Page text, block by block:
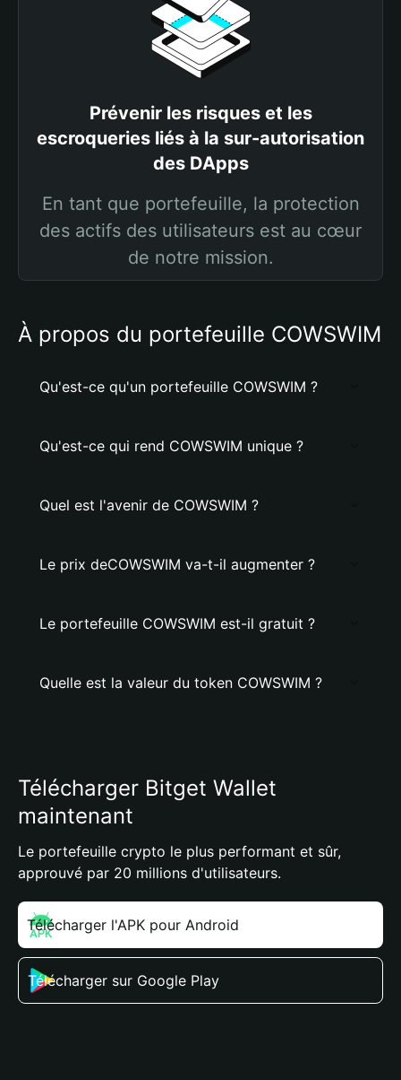
Prévenir les risques et les
escroqueries liés à la sur-autorisation
des DApps
En tant que portefeuille, la protection
des actifs des utilisateurs est au cœur
de notre mission.
À propos du portefeuille COWSWIM
Qu'est-ce qu'un portefeuille COWSWIM ?
Qu'est-ce qui rend COWSWIM unique ?
Quel est l'avenir de COWSWIM ?
Le prix deCOWSWIM va-t-il augmenter ?
Le portefeuille COWSWIM est-il gratuit ?
Quelle est la valeur du token COWSWIM ?
Télécharger Bitget Wallet
maintenant
Le portefeuille crypto le plus performant et sûr,
approuvé par 20 millions d'utilisateurs.
Télécharger l'APK pour Android
Télécharger sur Google Play